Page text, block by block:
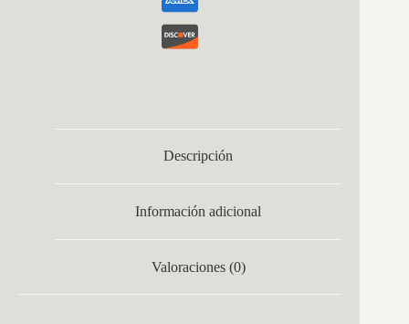
Descripción
Información adicional
Valoraciones (0)